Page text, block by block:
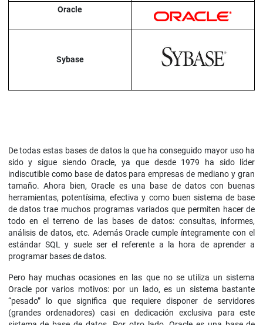
Oracle
Sybase
De todas estas bases de datos la que ha conseguido mayor uso ha
sido y sigue siendo Oracle, ya que desde 1979 ha sido líder
indiscutible como base de datos para empresas de mediano y gran
tamaño. Ahora bien, Oracle es una base de datos con buenas
herramientas, potentísima, efectiva y como buen sistema de base
de datos trae muchos programas variados que permiten hacer de
todo en el terreno de las bases de datos: consultas, informes,
análisis de datos, etc. Además Oracle cumple íntegramente con el
estándar SQL y suele ser el referente a la hora de aprender a
programar bases de datos.
Pero hay muchas ocasiones en las que no se utiliza un sistema
Oracle por varios motivos: por un lado, es un sistema bastante
“pesado” lo que significa que requiere disponer de servidores
(grandes ordenadores) casi en dedicación exclusiva para este